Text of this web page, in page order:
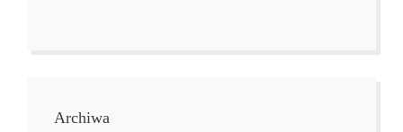
Archiwa